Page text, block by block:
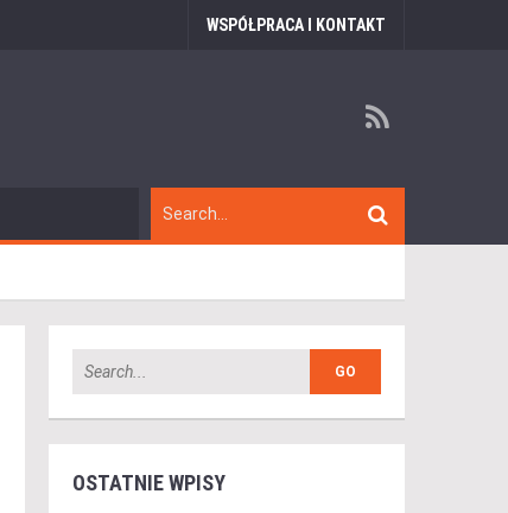
WSPÓŁPRACA I KONTAKT
OSTATNIE WPISY